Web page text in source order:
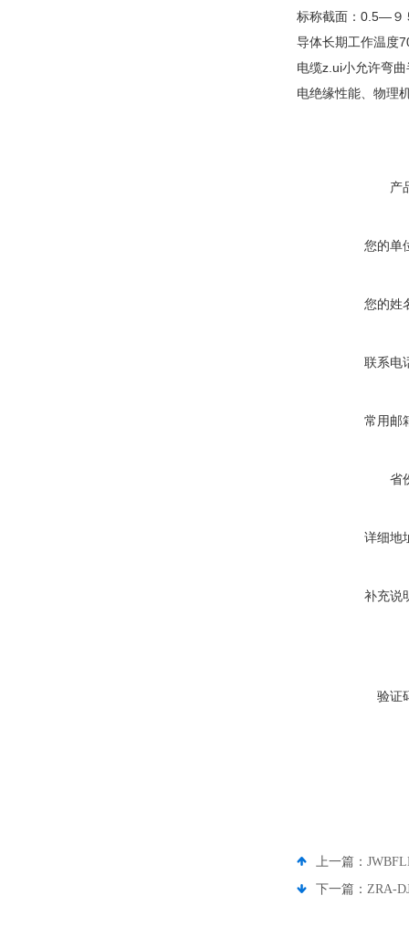
标称截面：0.5—９
导体长期工作温度
电缆z.ui小允许弯
电绝缘性能、物理
产
您的单
您的姓
联系电
常用邮
省
详细地
补充说
验证
上一篇：
下一篇： ZRA-